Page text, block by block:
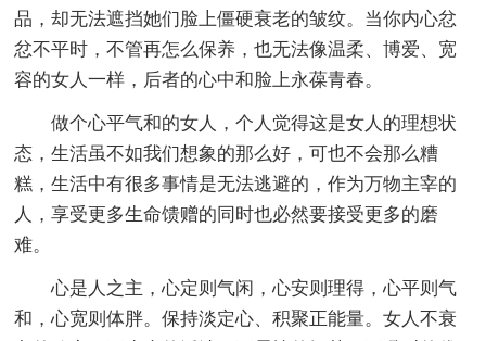
品，却无法遮挡她们脸上僵硬衰老的皱纹。当你内心忿
忿不平时，不管再怎么保养，也无法像温柔、博爱、宽
容的女人一样，后者的心中和脸上永葆青春。
做个心平气和的女人，个人觉得这是女人的理想状
态，生活虽不如我们想象的那么好，可也不会那么糟
糕，生活中有很多事情是无法逃避的，作为万物主宰的
人，享受更多生命馈赠的同时也必然要接受更多的磨
难。
心是人之主，心定则气闲，心安则理得，心平则气
和，心宽则体胖。保持淡定心、积聚正能量。女人不衰